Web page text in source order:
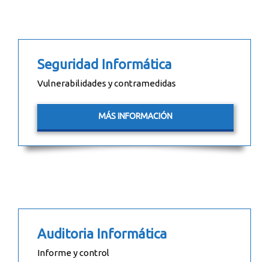
Seguridad Informática
Vulnerabilidades y contramedidas
MÁS INFORMACIÓN
Auditoria Informática
Informe y control